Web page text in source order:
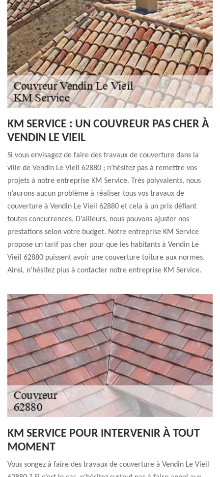
KM SERVICE : UN COUVREUR PAS CHER À
VENDIN LE VIEIL
Si vous envisagez de faire des travaux de couverture dans la
ville de Vendin Le Vieil 62880 ; n’hésitez pas à remettre vos
projets à notre entreprise KM Service. Très polyvalents, nous
n’aurons aucun problème à réaliser tous vos travaux de
couverture à Vendin Le Vieil 62880 et cela à un prix défiant
toutes concurrences. D’ailleurs, nous pouvons ajuster nos
prestations selon votre budget. Notre entreprise KM Service
propose un tarif pas cher pour que les habitants à Vendin Le
Vieil 62880 puissent avoir une couverture toiture aux normes.
Ainsi, n’hésitez plus à contacter notre entreprise KM Service.
KM SERVICE POUR INTERVENIR À TOUT
MOMENT
Vous songez à faire des travaux de couverture à Vendin Le Vieil